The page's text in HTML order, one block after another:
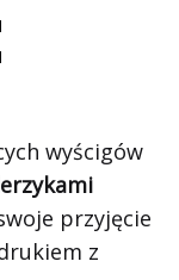
wyścigów
przyjęcie
z